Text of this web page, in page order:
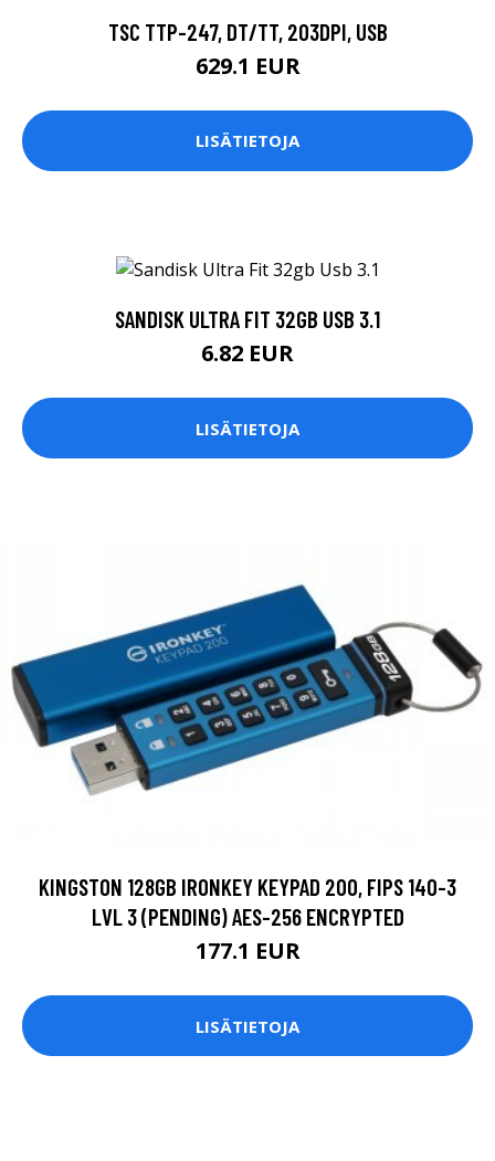
TSC TTP-247, DT/TT, 203DPI, USB
629.1 EUR
LISÄTIETOJA
SANDISK ULTRA FIT 32GB USB 3.1
6.82 EUR
LISÄTIETOJA
KINGSTON 128GB IRONKEY KEYPAD 200, FIPS 140-3
LVL 3 (PENDING) AES-256 ENCRYPTED
177.1 EUR
LISÄTIETOJA